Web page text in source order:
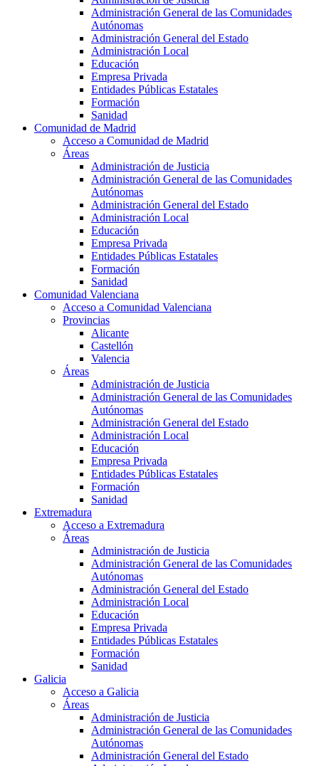
Administración General de las Comunidades
Autónomas
Administración General del Estado
Administración Local
Educación
Empresa Privada
Entidades Públicas Estatales
Formación
Sanidad
Comunidad de Madrid
Acceso a Comunidad de Madrid
Áreas
Administración de Justicia
Administración General de las Comunidades
Autónomas
Administración General del Estado
Administración Local
Educación
Empresa Privada
Entidades Públicas Estatales
Formación
Sanidad
Comunidad Valenciana
Acceso a Comunidad Valenciana
Provincias
Alicante
Castellón
Valencia
Áreas
Administración de Justicia
Administración General de las Comunidades
Autónomas
Administración General del Estado
Administración Local
Educación
Empresa Privada
Entidades Públicas Estatales
Formación
Sanidad
Extremadura
Acceso a Extremadura
Áreas
Administración de Justicia
Administración General de las Comunidades
Autónomas
Administración General del Estado
Administración Local
Educación
Empresa Privada
Entidades Públicas Estatales
Formación
Sanidad
Galicia
Acceso a Galicia
Áreas
Administración de Justicia
Administración General de las Comunidades
Autónomas
Administración General del Estado